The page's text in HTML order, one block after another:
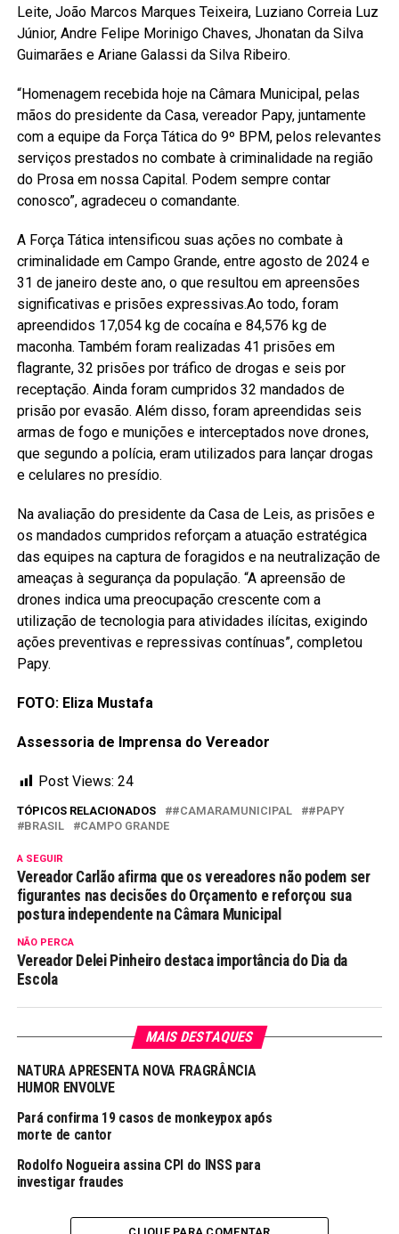
Leite, João Marcos Marques Teixeira, Luziano Correia Luz
Júnior, Andre Felipe Morinigo Chaves, Jhonatan da Silva
Guimarães e Ariane Galassi da Silva Ribeiro.
“Homenagem recebida hoje na Câmara Municipal, pelas
mãos do presidente da Casa, vereador Papy, juntamente
com a equipe da Força Tática do 9º BPM, pelos relevantes
serviços prestados no combate à criminalidade na região
do Prosa em nossa Capital. Podem sempre contar
conosco”, agradeceu o comandante.
A Força Tática intensificou suas ações no combate à
criminalidade em Campo Grande, entre agosto de 2024 e
31 de janeiro deste ano, o que resultou em apreensões
significativas e prisões expressivas.Ao todo, foram
apreendidos 17,054 kg de cocaína e 84,576 kg de
maconha. Também foram realizadas 41 prisões em
flagrante, 32 prisões por tráfico de drogas e seis por
receptação. Ainda foram cumpridos 32 mandados de
prisão por evasão. Além disso, foram apreendidas seis
armas de fogo e munições e interceptados nove drones,
que segundo a polícia, eram utilizados para lançar drogas
e celulares no presídio.
Na avaliação do presidente da Casa de Leis, as prisões e
os mandados cumpridos reforçam a atuação estratégica
das equipes na captura de foragidos e na neutralização de
ameaças à segurança da população. “A apreensão de
drones indica uma preocupação crescente com a
utilização de tecnologia para atividades ilícitas, exigindo
ações preventivas e repressivas contínuas”, completou
Papy.
FOTO: Eliza Mustafa
Assessoria de Imprensa do Vereador
Post Views: 24
TÓPICOS RELACIONADOS #CAMARAMUNICIPAL
#PAPY
BRASIL
CAMPO GRANDE
A SEGUIR
Vereador Carlão afirma que os vereadores não podem ser
figurantes nas decisões do Orçamento e reforçou sua
postura independente na Câmara Municipal
NÃO PERCA
Vereador Delei Pinheiro destaca importância do Dia da
Escola
MAIS DESTAQUES
NATURA APRESENTA NOVA FRAGRÂNCIA
HUMOR ENVOLVE
Pará confirma 19 casos de monkeypox após
morte de cantor
Rodolfo Nogueira assina CPI do INSS para
investigar fraudes